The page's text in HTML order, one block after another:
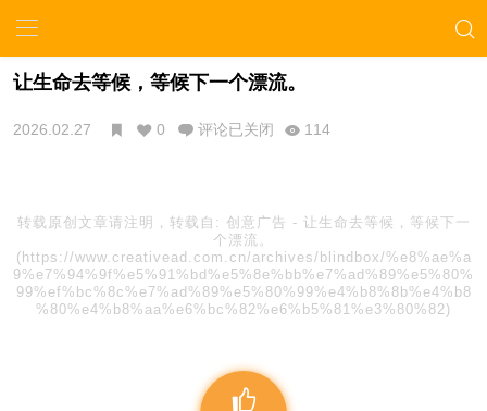
让生命去等候，等候下一个漂流。
2026.02.27 0 评论已关闭 114
转载原创文章请注明，转载自: 创意广告 - 让生命去等候，等候下一
个漂流。
(https://www.creativead.com.cn/archives/blindbox/%e8%ae%a
9%e7%94%9f%e5%91%bd%e5%8e%bb%e7%ad%89%e5%80%
99%ef%bc%8c%e7%ad%89%e5%80%99%e4%b8%8b%e4%b8
%80%e4%b8%aa%e6%bc%82%e6%b5%81%e3%80%82)